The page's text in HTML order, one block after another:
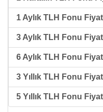
1 Aylık TLH Fonu
3 Aylık TLH Fonu
6 Aylık TLH Fonu
3 Yıllık TLH Fonu
5 Yıllık TLH Fonu